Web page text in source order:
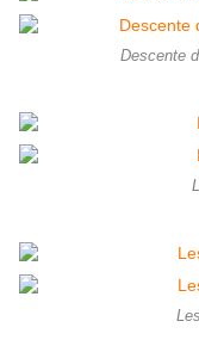
Descente